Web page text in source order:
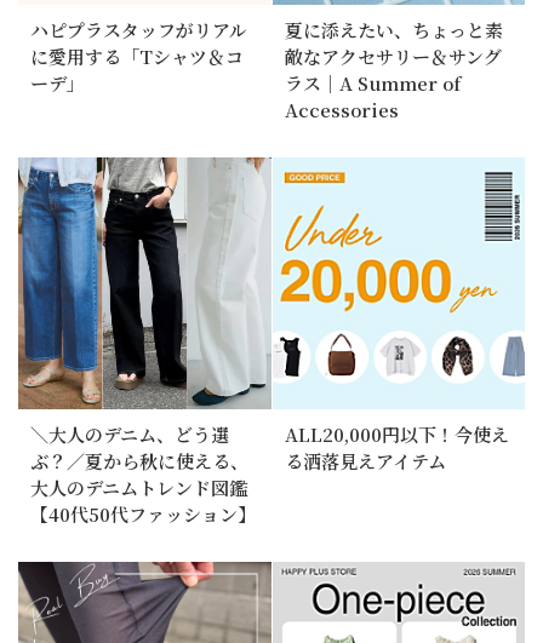
ハピプラスタッフがリアル
に愛用する「Tシャツ＆コ
ーデ」
夏に添えたい、ちょっと素
敵なアクセサリー＆サング
ラス｜A Summer of
Accessories
＼大人のデニム、どう選
ぶ？／夏から秋に使える、
大人のデニムトレンド図鑑
【40代50代ファッション】
ALL20,000円以下！今使え
る洒落見えアイテム